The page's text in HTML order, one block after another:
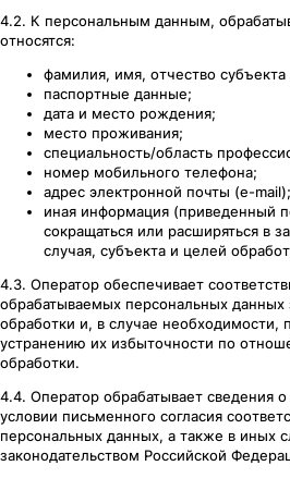
4.2. К персональным данным,
относятся:
фамилия, имя, отчество
паспортные данные;
дата и место рождения;
место проживания;
специальность/область
номер мобильного телефона;
адрес электронной почты (e-mail);
иная информация (приведенный
сокращаться или расширяться в
случая, субъекта и целей
4.3. Оператор обеспечивает
обрабатываемых персональных
обработки и, в случае
устранению их избыточности по
обработки.
4.4. Оператор обрабатывает сведения
условии письменного согласия
персональных данных, а также в иных
законодательством Российской